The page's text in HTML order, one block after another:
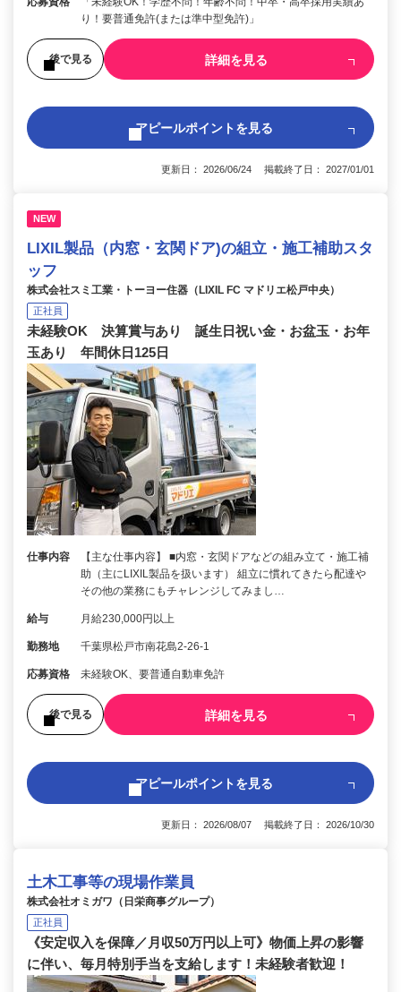
り！要普通免許(または準中型免許)」
後で見る 詳細を見る
アピールポイントを見る
更新日： 2026/06/24 掲載終了日： 2027/01/01
NEW
LIXIL製品（内窓・玄関ドア)の組立・施工補助スタ
ッフ
株式会社スミ工業・トーヨー住器（LIXIL FC マドリエ松戸中央）
正社員
未経験OK 決算賞与あり 誕生日祝い金・お盆玉・お年
玉あり 年間休日125日
仕事内容
【主な仕事内容】 ■内窓・玄関ドアなどの組み立て・施工補
助（主にLIXIL製品を扱います） 組立に慣れてきたら配達や
その他の業務にもチャレンジしてみまし…
給与 月給230,000円以上
勤務地 千葉県松戸市南花島2-26-1
応募資格 未経験OK、要普通自動車免許
後で見る 詳細を見る
アピールポイントを見る
更新日： 2026/08/07 掲載終了日： 2026/10/30
土木工事等の現場作業員
株式会社オミガワ（日栄商事グループ）
正社員
《安定収入を保障／月収50万円以上可》物価上昇の影響
に伴い、毎月特別手当を支給します！未経験者歓迎！